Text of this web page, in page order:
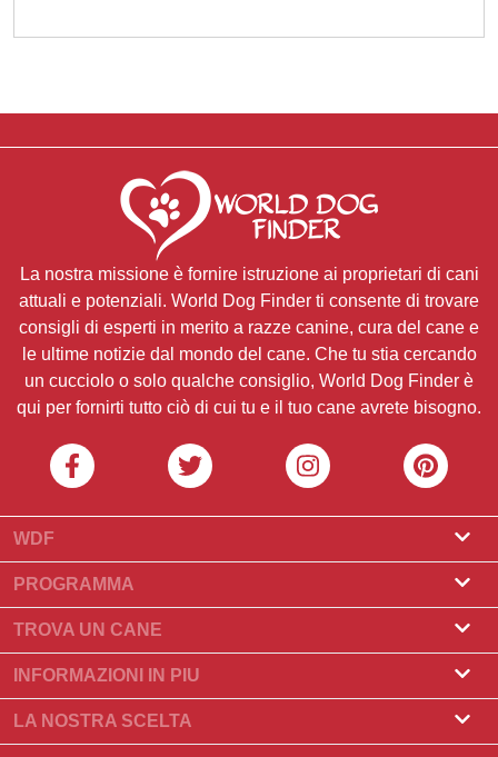
La nostra missione è fornire istruzione ai proprietari di cani
attuali e potenziali. World Dog Finder ti consente di trovare
consigli di esperti in merito a razze canine, cura del cane e
le ultime notizie dal mondo del cane. Che tu stia cercando
un cucciolo o solo qualche consiglio, World Dog Finder è
qui per fornirti tutto ciò di cui tu e il tuo cane avrete bisogno.
WDF
Riguardo a noi
Cos'è World Dog Finder
Quali associazioni accettiamo?
Contatto
I nostri partner
PROGRAMMA
Programma Allevatore
Programma per toelettatori
TROVA UN CANE
Trova un allevatore
Compra un cane
Trova una cucciolata
INFORMAZIONI IN PIU
Razze di cani
Storie principali
LA NOSTRA SCELTA